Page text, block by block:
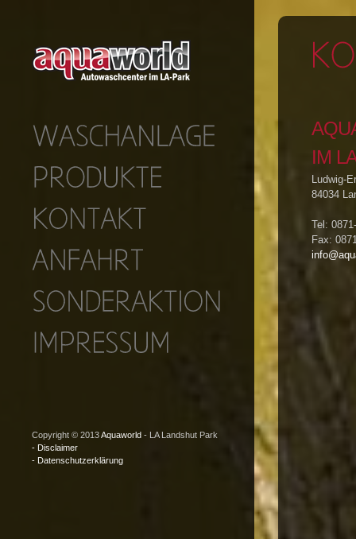
Copyright © 2013Aquaworld - LA Landshut Park
- Disclaimer
- Datenschutzerklärung
IM
Ludwig-
84034
Tel:
Fax: